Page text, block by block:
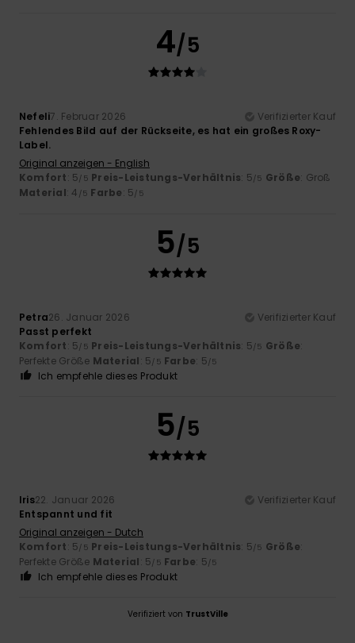
4/5
Nefeli7. Februar 2026
Verifizierter Kauf
Fehlendes Bild auf der Rückseite, es hat ein großes Roxy-
Label.
Original anzeigen - English
Komfort: 5/5 Preis-Leistungs-Verhältnis: 5/5 Größe: Groß
Material: 4 /5 Farbe: 5/5
5/5
Petra26. Januar 2026
Verifizierter Kauf
Passt perfekt
Komfort: 5/5 Preis-Leistungs-Verhältnis: 5/5 Größe:
Perfekte Größe Material: 5/5 Farbe: 5/5
Ich empfehle dieses Produkt
5/5
Iris22. Januar 2026
Verifizierter Kauf
Entspannt und fit
Original anzeigen - Dutch
Komfort: 5/5 Preis-Leistungs-Verhältnis: 5/5 Größe:
Perfekte Größe Material: 5/5 Farbe: 5/5
Ich empfehle dieses Produkt
Verifiziert von TrustVille